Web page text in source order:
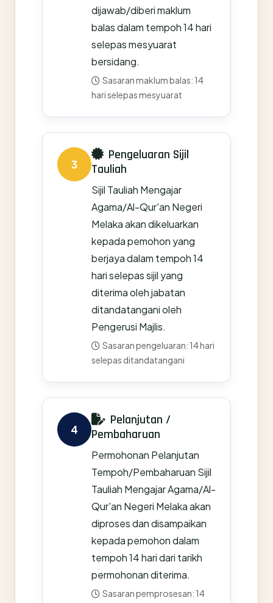
dijawab/diberi maklum
balas dalam tempoh 14 hari
selepas mesyuarat
bersidang.
Sasaran maklum balas: 14
hari selepas mesyuarat
3
Pengeluaran Sijil
Tauliah
Sijil Tauliah Mengajar
Agama/Al-Qur'an Negeri
Melaka akan dikeluarkan
kepada pemohon yang
berjaya dalam tempoh 14
hari selepas sijil yang
diterima oleh jabatan
ditandatangani oleh
Pengerusi Majlis.
Sasaran pengeluaran: 14 hari
selepas ditandatangani
4
Pelanjutan /
Pembaharuan
Permohonan Pelanjutan
Tempoh/Pembaharuan Sijil
Tauliah Mengajar Agama/Al-
Qur'an Negeri Melaka akan
diproses dan disampaikan
kepada pemohon dalam
tempoh 14 hari dari tarikh
permohonan diterima.
Sasaran pemprosesan: 14